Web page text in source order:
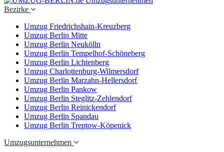
Bezirke
Umzug Friedrichshain-Kreuzberg
Umzug Berlin Mitte
Umzug Berlin Neukölln
Umzug Berlin Tempelhof-Schöneberg
Umzug Berlin Lichtenberg
Umzug Charlottenburg-Wilmersdorf
Umzug Berlin Marzahn-Hellersdorf
Umzug Berlin Pankow
Umzug Berlin Steglitz-Zehlendorf
Umzug Berlin Reinickendorf
Umzug Berlin Spandau
Umzug Berlin Treptow-Köpenick
Umzugsunternehmen